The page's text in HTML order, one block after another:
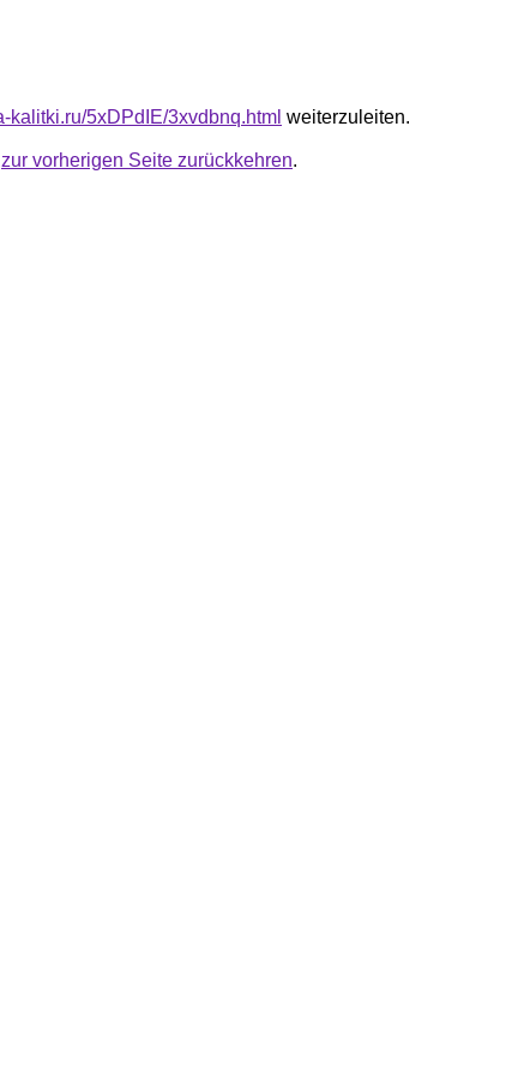
kalitki.ru/5xDPdIE/3xvdbnq.html weiterzuleiten.
zur vorherigen Seite zurückkehren.